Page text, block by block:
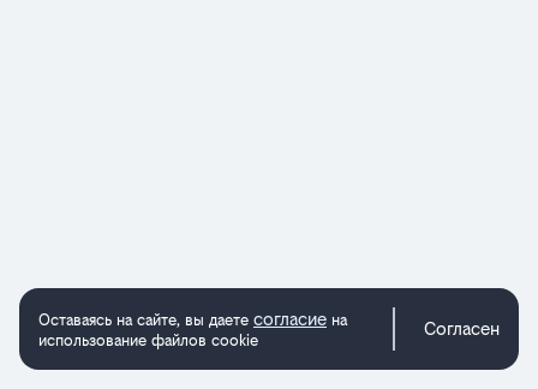
Оставаясь на сайте, вы даете согласие на
использование файлов cookie
Согласен